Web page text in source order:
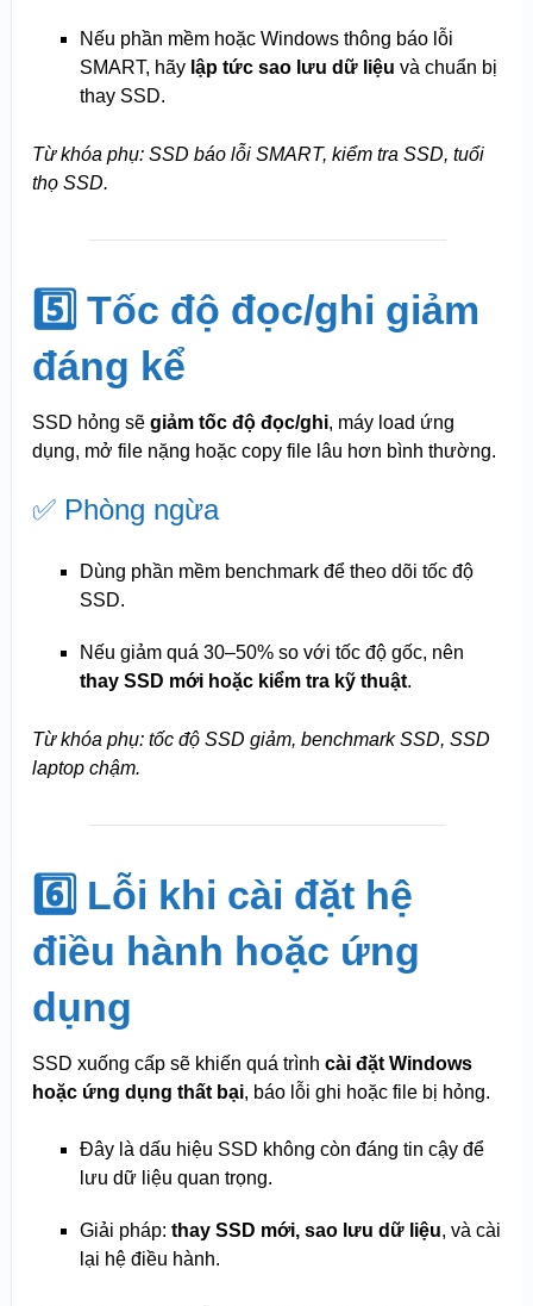
Nếu phần mềm hoặc Windows thông báo lỗi
SMART, hãy lập tức sao lưu dữ liệu và chuẩn bị
thay SSD.
Từ khóa phụ: SSD báo lỗi SMART, kiểm tra SSD, tuổi
thọ SSD.
5️⃣ Tốc độ đọc/ghi giảm
đáng kể
SSD hỏng sẽ giảm tốc độ đọc/ghi, máy load ứng
dụng, mở file nặng hoặc copy file lâu hơn bình thường.
✅ Phòng ngừa
Dùng phần mềm benchmark để theo dõi tốc độ
SSD.
Nếu giảm quá 30–50% so với tốc độ gốc, nên
thay SSD mới hoặc kiểm tra kỹ thuật.
Từ khóa phụ: tốc độ SSD giảm, benchmark SSD, SSD
laptop chậm.
6️⃣ Lỗi khi cài đặt hệ
điều hành hoặc ứng
dụng
SSD xuống cấp sẽ khiến quá trình cài đặt Windows
hoặc ứng dụng thất bại, báo lỗi ghi hoặc file bị hỏng.
Đây là dấu hiệu SSD không còn đáng tin cậy để
lưu dữ liệu quan trọng.
Giải pháp: thay SSD mới, sao lưu dữ liệu, và cài
lại hệ điều hành.